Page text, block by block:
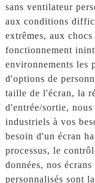
sans ventilateur
aux conditions
extrêmes, aux
fonctionnement
environnements les
d'options de
taille de l'écran, la
d'entrée/sortie,
industriels à vos
besoin d'un écran
processus, le
données, nos
personnalisés sont